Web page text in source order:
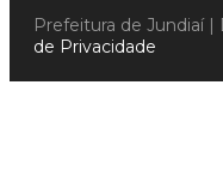
Prefeitura de Jundiaí
de Privacidade